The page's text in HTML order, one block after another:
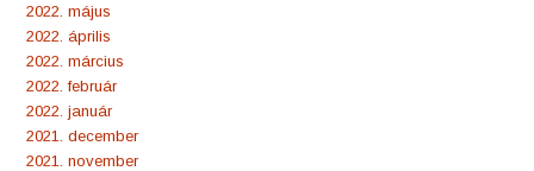
2022. május
2022. április
2022. március
2022. február
2022. január
2021. december
2021. november